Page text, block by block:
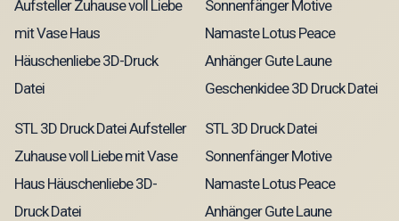
STL 3D Druck Datei Aufsteller
Zuhause voll Liebe mit Vase
Haus Häuschenliebe 3D-
Druck Datei
STL 3D Druck Datei
Sonnenfänger Motive
Namaste Lotus Peace
Anhänger Gute Laune